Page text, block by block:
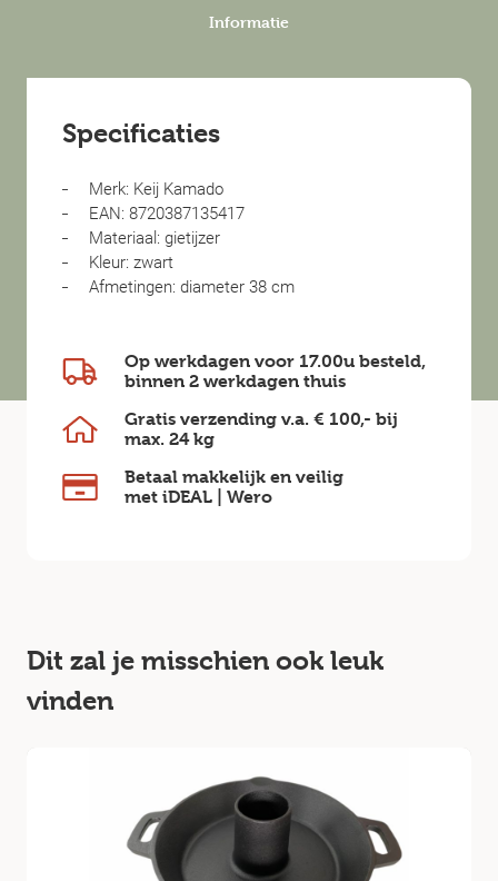
Informatie
Specificaties
Merk: Keij Kamado
EAN: 8720387135417
Materiaal: gietijzer
Kleur: zwart
Afmetingen: diameter 38 cm
Op werkdagen voor 17.00u besteld,
binnen 2 werkdagen thuis
Gratis verzending v.a. € 100,- bij
max. 24 kg
Betaal makkelijk en veilig
met iDEAL | Wero
Dit zal je misschien ook leuk
vinden